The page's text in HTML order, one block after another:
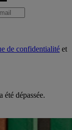
de confidentialité et
dépassée.